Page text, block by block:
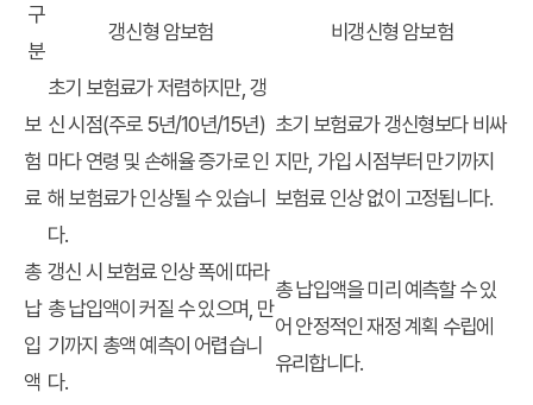
구
분
갱신형 암보험 비갱신형 암보험
보
험
료
초기 보험료가 저렴하지만, 갱
신 시점(주로 5년/10년/15년)
마다 연령 및 손해율 증가로 인
해 보험료가 인상될 수 있습니
다.
초기 보험료가 갱신형보다 비싸
지만, 가입 시점부터 만기까지
보험료 인상 없이 고정됩니다.
총
납
입
액
갱신 시 보험료 인상 폭에 따라
총 납입액이 커질 수 있으며, 만
기까지 총액 예측이 어렵습니
다.
총 납입액을 미리 예측할 수 있
어 안정적인 재정 계획 수립에
유리합니다.